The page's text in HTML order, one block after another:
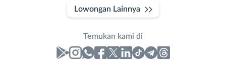
Lowongan Lainnya
Temukan kami di